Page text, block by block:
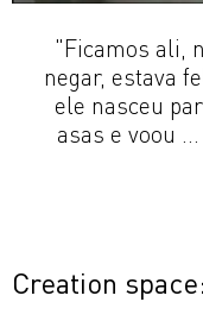
"Ficamos ali,
negar, estava
ele nasceu
asas e voou
Creation space: